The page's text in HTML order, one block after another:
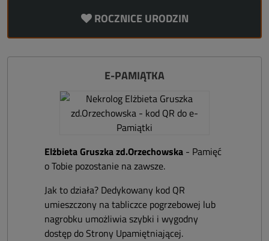
ROCZNICE URODZIN
E-PAMIĄTKA
Elżbieta Gruszka zd.Orzechowska - Pamięć
o Tobie pozostanie na zawsze.
Jak to działa? Dedykowany kod QR
umieszczony na tabliczce pogrzebowej lub
nagrobku umożliwia szybki i wygodny
dostęp do Strony Upamiętniającej.